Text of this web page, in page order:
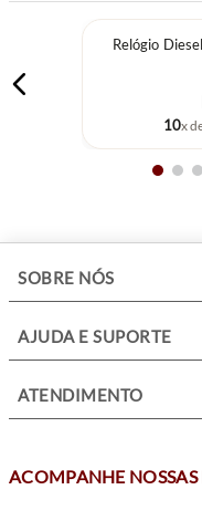
Tamanho da Caixa:
Altura da Caixa: 7,55mm
Material Caixa: Aço
Material Pulseira: Aço
Relógio
10x
SOBRE NÓS
AJUDA E SUPORTE
ATENDIMENTO
ACOMPANHE